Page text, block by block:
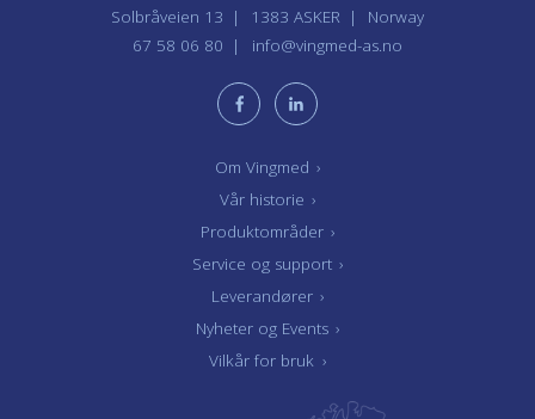
Om Vingmed ›
Vår historie ›
Produktområder ›
Service og support ›
Leverandører ›
Nyheter og Events ›
Vilkår for bruk ›
Solbråveien 13
1383 ASKER
Norway
67 58 06 80
info@vingmed-as.no